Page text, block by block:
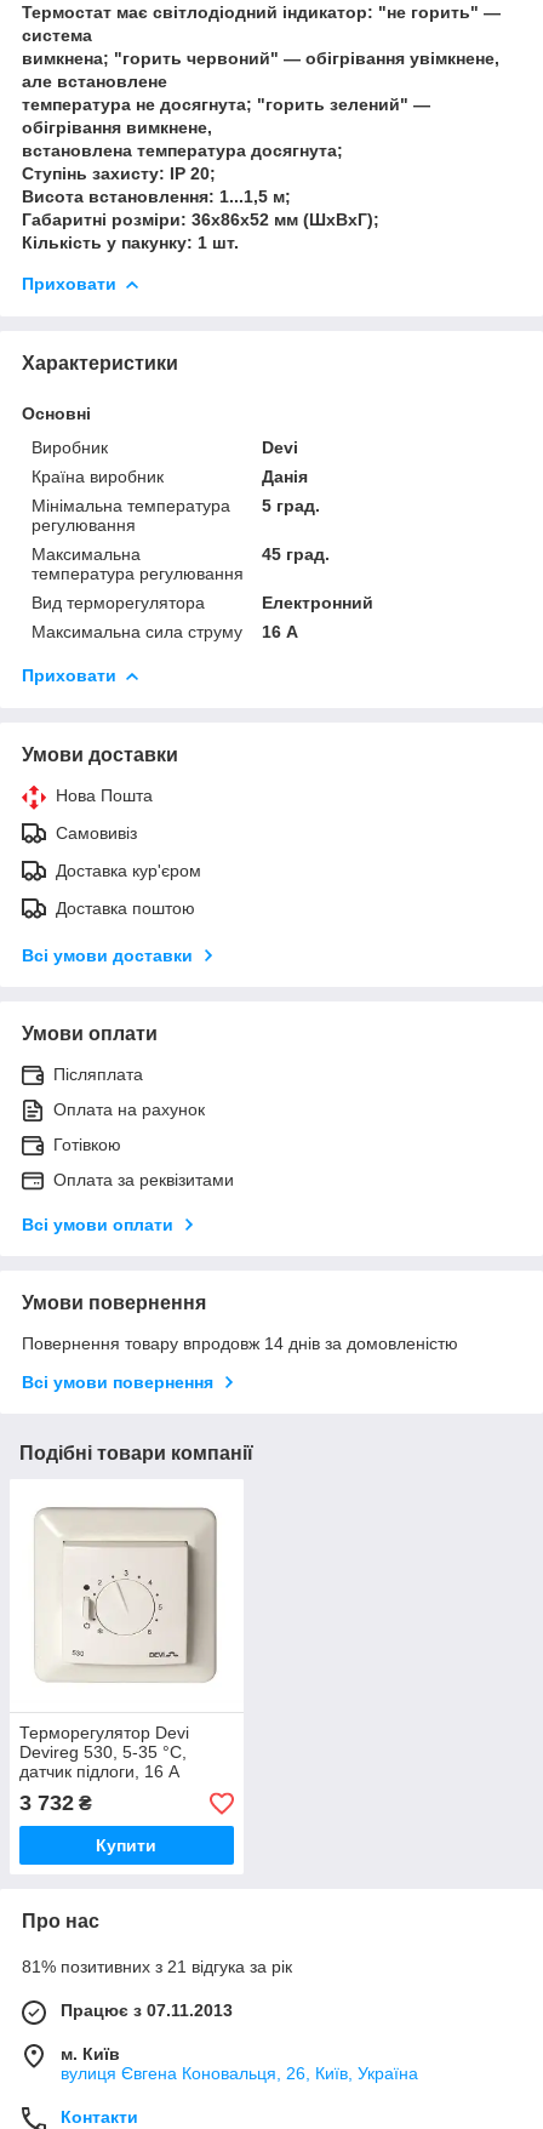
Термостат має світлодіодний індикатор: "не горить" —
система
вимкнена; "горить червоний" — обігрівання увімкнене,
але встановлене
температура не досягнута; "горить зелений" —
обігрівання вимкнене,
встановлена температура досягнута;
Ступінь захисту: IP 20;
Висота встановлення: 1...1,5 м;
Габаритні розміри: 36х86х52 мм (ШхВхГ);
Кількість у пакунку: 1 шт.
Приховати
Характеристики
Основні
Виробник
Devi
Країна виробник
Данія
Мінімальна температура
регулювання
5 град.
Максимальна
температура регулювання
45 град.
Вид терморегулятора
Електронний
Максимальна сила струму
16 А
Приховати
Умови доставки
Нова Пошта
Самовивіз
Доставка кур'єром
Доставка поштою
Всі умови доставки
Умови оплати
Післяплата
Оплата на рахунок
Готівкою
Оплата за реквізитами
Всі умови оплати
Умови повернення
Повернення товару впродовж 14 днів за домовленістю
Всі умови повернення
Подібні товари компанії
Терморегулятор Devi
Devireg 530, 5-35 °C,
датчик підлоги, 16 А
140F1030
3 732 ₴
Купити
Про нас
81% позитивних з 21 відгука за рік
Працює з 07.11.2013
м. Київ
вулиця Євгена Коновальця, 26, Київ, Україна
Контакти